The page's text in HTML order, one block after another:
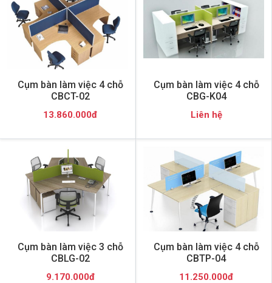
Cụm bàn làm việc 4 chỗ
CBCT-02
13.860.000đ
Cụm bàn làm việc 4 chỗ
CBG-K04
Liên hệ
Cụm bàn làm việc 3 chỗ
CBLG-02
9.170.000đ
Cụm bàn làm việc 4 chỗ
CBTP-04
11.250.000đ